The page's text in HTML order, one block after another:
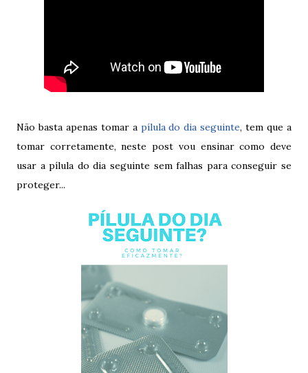
Não basta apenas tomar a pílula do dia seguinte, tem que a
tomar corretamente, neste post vou ensinar como deve
usar a pílula do dia seguinte sem falhas para conseguir se
proteger...